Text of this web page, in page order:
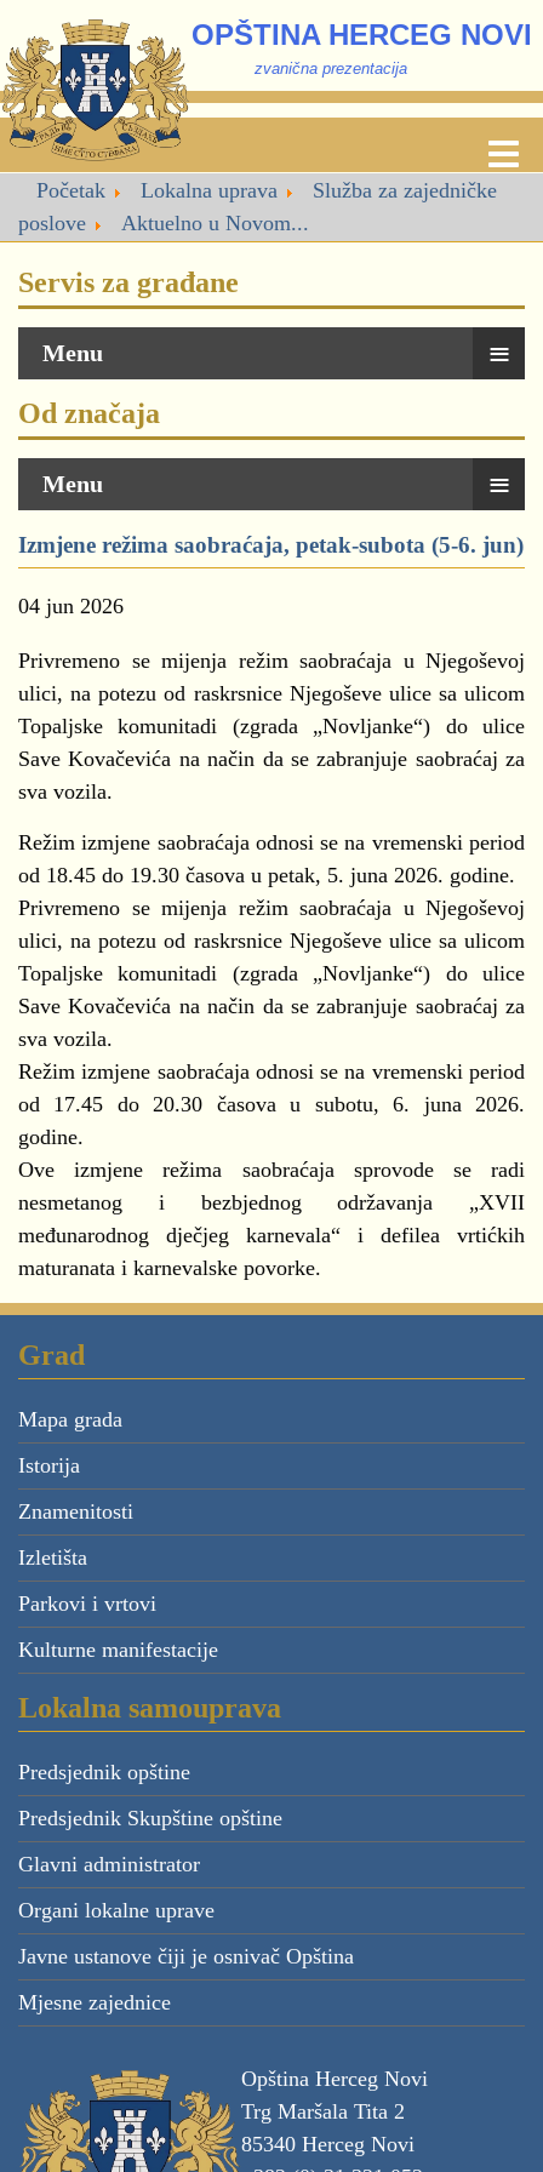
OPŠTINA HERCEG NOVI
zvanična prezentacija
Početak Lokalna uprava
Služba za zajedničke
poslove
Aktuelno u Novom...
Servis za građane
Menu ≡
Od značaja
Menu ≡
Izmjene režima saobraćaja, petak-subota (5-6. jun)
04 jun 2026
Privremeno se mijenja režim saobraćaja u Njegoševoj
ulici, na potezu od raskrsnice Njegoševe ulice sa ulicom
Topaljske komunitadi (zgrada „Novljanke“) do ulice
Save Kovačevića na način da se zabranjuje saobraćaj za
sva vozila.
Režim izmjene saobraćaja odnosi se na vremenski period
od 18.45 do 19.30 časova u petak, 5. juna 2026. godine.
Privremeno se mijenja režim saobraćaja u Njegoševoj
ulici, na potezu od raskrsnice Njegoševe ulice sa ulicom
Topaljske komunitadi (zgrada „Novljanke“) do ulice
Save Kovačevića na način da se zabranjuje saobraćaj za
sva vozila.
Režim izmjene saobraćaja odnosi se na vremenski period
od 17.45 do 20.30 časova u subotu, 6. juna 2026.
godine.
Ove izmjene režima saobraćaja sprovode se radi
nesmetanog i bezbjednog održavanja „XVII
međunarodnog dječjeg karnevala“ i defilea vrtićkih
maturanata i karnevalske povorke.
Grad
Mapa grada
Istorija
Znamenitosti
Izletišta
Parkovi i vrtovi
Kulturne manifestacije
Lokalna samouprava
Predsjednik opštine
Predsjednik Skupštine opštine
Glavni administrator
Organi lokalne uprave
Javne ustanove čiji je osnivač Opština
Mjesne zajednice
Opština Herceg Novi
Trg Maršala Tita 2
85340 Herceg Novi